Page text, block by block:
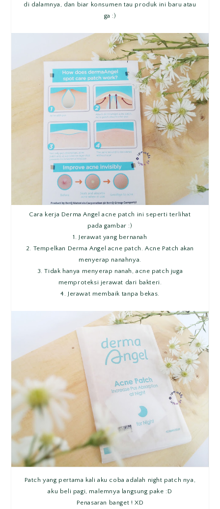
di dalamnya, dan biar konsumen tau produk ini baru atau
ga :)
Cara kerja Derma Angel acne patch ini seperti terlihat
pada gambar :)
1. Jerawat yang bernanah
2. Tempelkan Derma Angel acne patch. Acne Patch akan
menyerap nanahnya.
3. Tidak hanya menyerap nanah, acne patch juga
memproteksi jerawat dari bakteri.
4. Jerawat membaik tanpa bekas.
Patch yang pertama kali aku coba adalah night patch nya,
aku beli pagi, malemnya langsung pake :D
Penasaran banget ! XD